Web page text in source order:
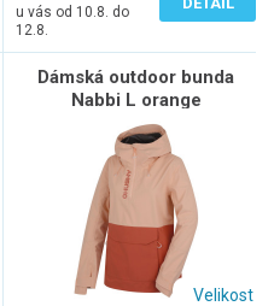
u vás od 10.8. do
12.8.
Dámská outdoor bunda
Nabbi L orange
Velikost